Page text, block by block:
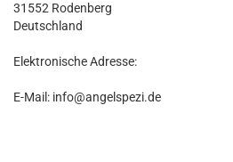
31552 Rodenberg
Deutschland
Elektronische Adresse:
E-Mail: info@angelspezi.de